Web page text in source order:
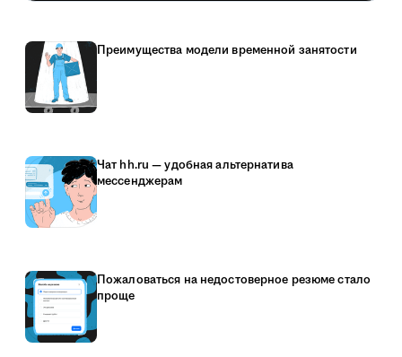
Преимущества модели временной занятости
Чат hh.ru — удобная альтернатива
мессенджерам
Пожаловаться на недостоверное резюме стало
проще